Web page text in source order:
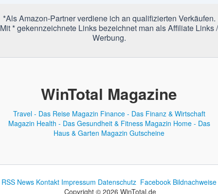
*Als Amazon-Partner verdiene ich an qualifizierten Verkäufen.
Mit * gekennzeichnete Links bezeichnet man als Affiliate Links /
Werbung.
WinTotal Magazine
Travel - Das Reise Magazin Finance - Das Finanz & Wirtschaft
Magazin Health - Das Gesundheit & Fitness Magazin Home - Das
Haus & Garten Magazin Gutscheine
RSS News Kontakt Impressum Datenschutz Facebook Bildnachweise
Copyright © 2026 WinTotal.de